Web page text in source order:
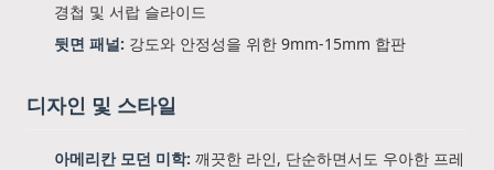
경첩 및 서랍 슬라이드
뒷면 패널: 강도와 안정성을 위한 9mm-15mm 합판
디자인 및 스타일
아메리칸 모던 미학: 깨끗한 라인, 단순하면서도 우아한 프레